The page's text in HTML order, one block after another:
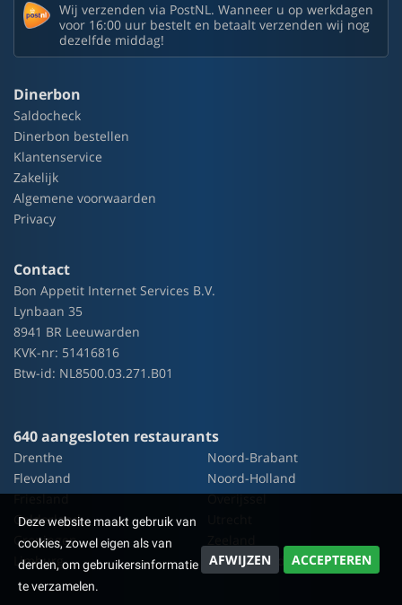
Deze website maakt gebruik van
cookies, zowel eigen als van
derden, om gebruikersinformatie
te verzamelen.
AFWIJZEN ACCEPTEREN
Wij verzenden via PostNL. Wanneer u op werkdagen
voor 16:00 uur bestelt en betaalt verzenden wij nog
dezelfde middag!
Dinerbon
Saldocheck
Dinerbon bestellen
Klantenservice
Zakelijk
Algemene voorwaarden
Privacy
Contact
Bon Appetit Internet Services B.V.
Lynbaan 35
8941 BR Leeuwarden
KVK-nr: 51416816
Btw-id: NL8500.03.271.B01
640 aangesloten restaurants
Drenthe
Flevoland
Friesland
Gelderland
Groningen
Limburg
Noord-Brabant
Noord-Holland
Overijssel
Zuid-Holland